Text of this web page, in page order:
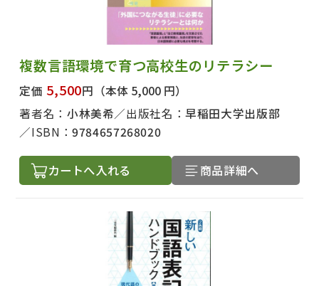
複数言語環境で育つ高校生のリテラシー
定価 5,500円 （本体 5,000 円）
著者名： 小林美希 出版社名：早稲田大学出版部
ISBN：9784657268020
カートへ入れる 商品詳細へ